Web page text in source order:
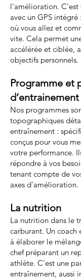
l'amélioration.
avec un GPS intégré
où vous allez et
vite. Cela permet
accélérée et ciblée,
objectifs personnels.
Programme et
d’entrainement
Nos programmes
topographiques
entraînement :
conçus pour vous
votre performance.
répondre à vos
tenant compte de
axes d'amélioration.
La nutrition
La nutrition dans le
carburant. Un coach
à élaborer le
chef préparant un
athlète. C'est une
entraînement, aussi